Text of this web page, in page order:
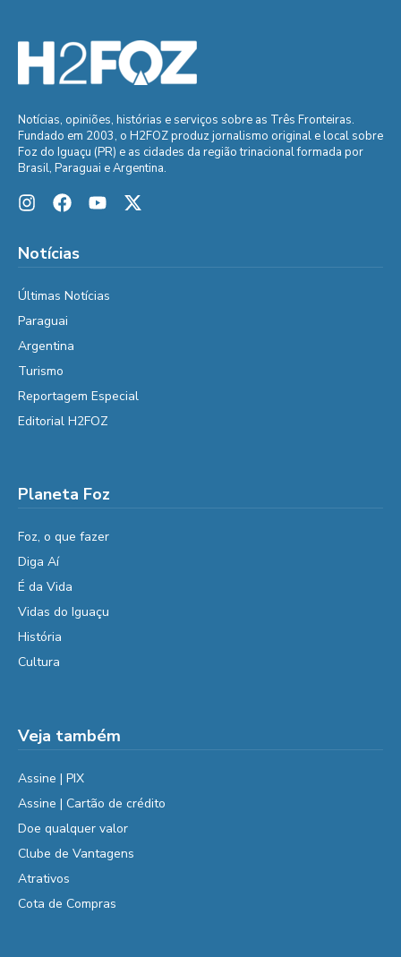
Notícias, opiniões, histórias e serviços sobre as Três Fronteiras.
Fundado em 2003, o H2FOZ produz jornalismo original e local sobre
Foz do Iguaçu (PR) e as cidades da região trinacional formada por
Brasil, Paraguai e Argentina.
Notícias
Últimas Notícias
Paraguai
Argentina
Turismo
Reportagem Especial
Editorial H2FOZ
Planeta Foz
Foz, o que fazer
Diga Aí
É da Vida
Vidas do Iguaçu
História
Cultura
Veja também
Assine | PIX
Assine | Cartão de crédito
Doe qualquer valor
Clube de Vantagens
Atrativos
Cota de Compras